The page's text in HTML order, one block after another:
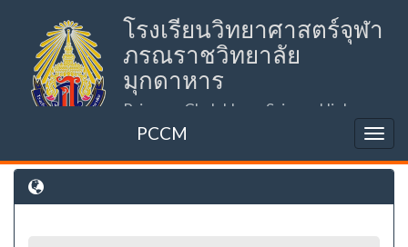
โรงเรียนวิทยาศาสตร์จุฬา
ภรณราชวิทยาลัย
มุกดาหาร
Princess Chulabhorn Science High
School Mukdahan (PCSHSM)
PCCM